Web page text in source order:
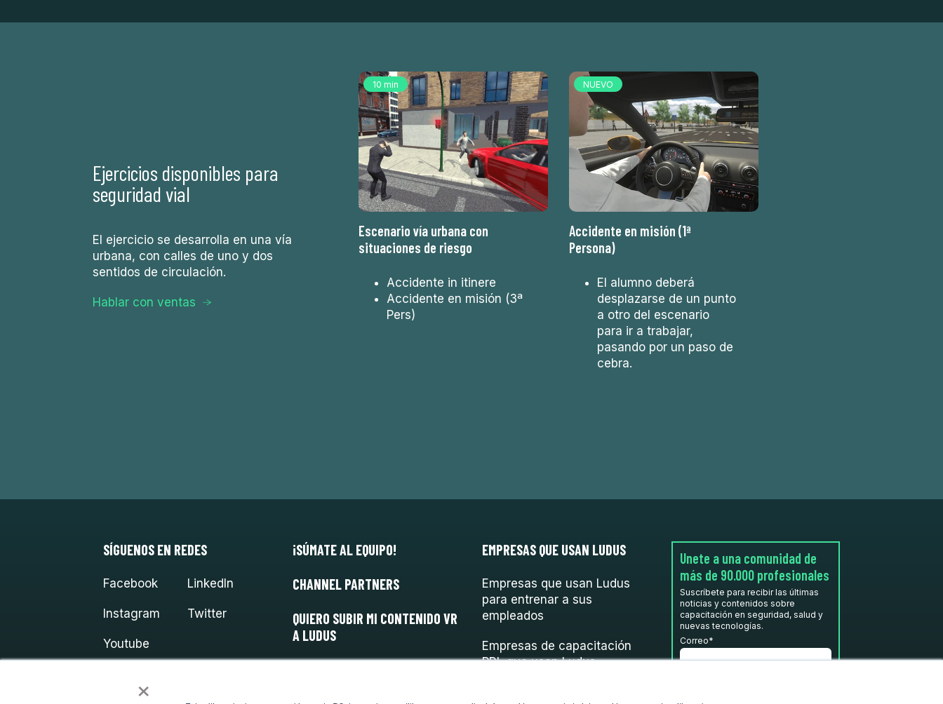
×
Ejercicios disponibles para
seguridad vial
El ejercicio se desarrolla en una vía
urbana, con calles de uno y dos
sentidos de circulación.
Hablar con ventas
10 min
Escenario vía urbana con
situaciones de riesgo
Accidente in itinere
Accidente en misión (3ª
Pers)
NUEVO
Accidente en misión (1ª
Persona)
El alumno deberá
desplazarse de un punto
a otro del escenario
para ir a trabajar,
pasando por un paso de
cebra.
SÍGUENOS EN REDES
Facebook LinkedIn
Instagram Twitter
Youtube
¡SÚMATE AL EQUIPO!
CHANNEL PARTNERS
QUIERO SUBIR MI CONTENIDO VR
A LUDUS
EMPRESAS QUE USAN LUDUS
Empresas que usan Ludus
para entrenar a sus
empleados
Empresas de capacitación
PRL que usan Ludus
Unete a una comunidad de
más de 90.000 profesionales
Suscríbete para recibir las últimas
noticias y contenidos sobre
capacitación en seguridad, salud y
nuevas tecnologías.
Correo*